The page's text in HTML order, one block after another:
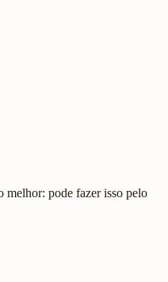
melhor: pode fazer isso pelo